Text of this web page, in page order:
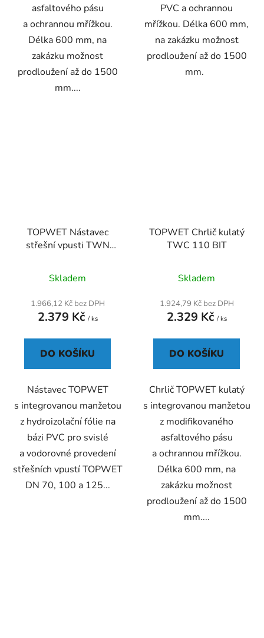
asfaltového pásu
a ochrannou mřížkou.
Délka 600 mm, na
zakázku možnost
prodloužení až do 1500
mm....
PVC a ochrannou
mřížkou. Délka 600 mm,
na zakázku možnost
prodloužení až do 1500
mm.
TOPWET Nástavec
střešní vpusti TWN
Skladem
1.966,12 Kč bez DPH
2.379 Kč / ks
DO KOŠÍKU
Nástavec TOPWET
s integrovanou manžetou
z hydroizolační fólie na
bázi PVC pro svislé
a vodorovné provedení
střešních vpustí TOPWET
DN 70, 100 a 125...
TOPWET Chrlič kulatý
TWC 110 BIT
Skladem
1.924,79 Kč bez DPH
2.329 Kč / ks
DO KOŠÍKU
Chrlič TOPWET kulatý
s integrovanou manžetou
z modifikovaného
asfaltového pásu
a ochrannou mřížkou.
Délka 600 mm, na
zakázku možnost
prodloužení až do 1500
mm....